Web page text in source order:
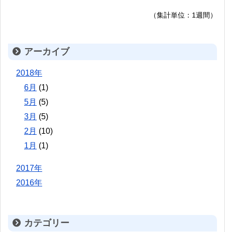
（集計単位：1週間）
アーカイブ
2018年
6月 (1)
5月 (5)
3月 (5)
2月 (10)
1月 (1)
2017年
2016年
カテゴリー